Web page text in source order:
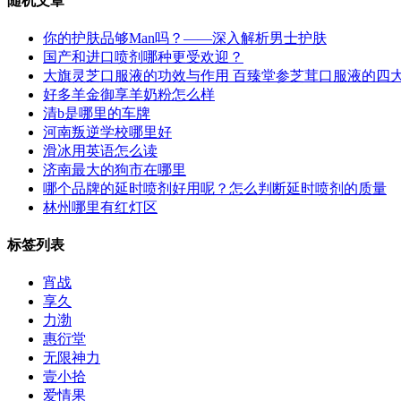
你的护肤品够Man吗？——深入解析男士护肤
国产和进口喷剂哪种更受欢迎？
大旗灵芝口服液的功效与作用 百臻堂参芝茸口服液的四
好多羊金御享羊奶粉怎么样
清b是哪里的车牌
河南叛逆学校哪里好
滑冰用英语怎么读
济南最大的狗市在哪里
哪个品牌的延时喷剂好用呢？怎么判断延时喷剂的质量
林州哪里有红灯区
标签列表
宵战
享久
力渤
惠衍堂
无限神力
壹小拾
爱情果